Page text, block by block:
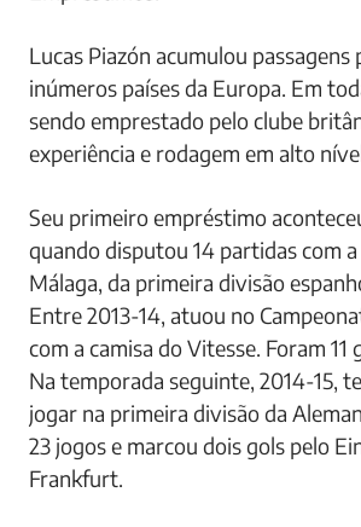
Lucas Piazón acumulou passagens
inúmeros países da Europa. Em
sendo emprestado pelo clube
experiência e rodagem em alto
Seu primeiro empréstimo
quando disputou 14 partidas com
Málaga, da primeira divisão
Entre 2013-14, atuou no
com a camisa do Vitesse. Foram 11
Na temporada seguinte, 2014-15,
jogar na primeira divisão da
23 jogos e marcou dois gols pelo
Frankfurt.